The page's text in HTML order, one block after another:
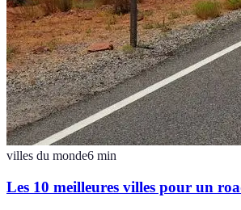
villes du monde6 min
Les 10 meilleures villes pour un